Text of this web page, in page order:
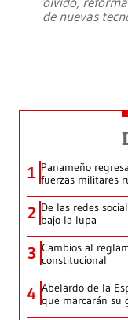
de nuevas
1 Panameño
fuerzas militares
2 De las redes
bajo la lupa
3 Cambios al
constitucional
4 Abelardo de la
que marcarán su